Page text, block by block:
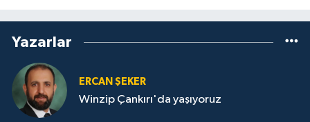
Yazarlar
ERCAN ŞEKER
Winzip Çankırı'da yaşıyoruz